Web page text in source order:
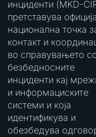
инциденти (MKD-
претставува
национална точка
контакт и
во справувањето
безбедносните
инциденти кај
и информациските
системи и која
идентификува и
обезбедува